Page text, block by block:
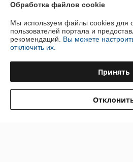
Контакты
Доставка и оплата
Обработка файлов cookie
Мы используем файлы cookies для
пользователей портала и
рекомендаций. Вы можете
отключить их.
Принять